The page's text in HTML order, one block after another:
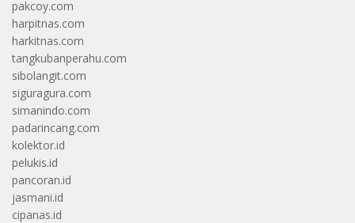
pakcoy.com
harpitnas.com
harkitnas.com
tangkubanperahu.com
sibolangit.com
siguragura.com
simanindo.com
padarincang.com
kolektor.id
pelukis.id
pancoran.id
jasmani.id
cipanas.id